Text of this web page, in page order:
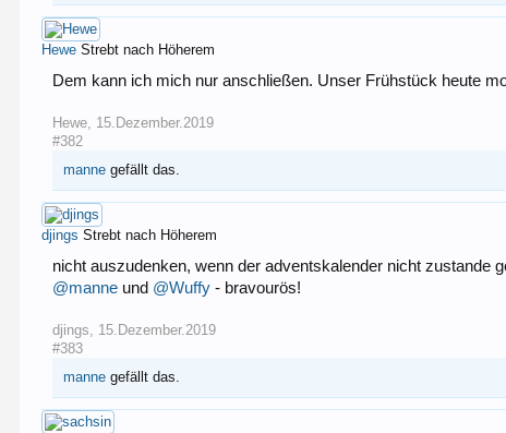
Hewe Strebt nach Höherem
Dem kann ich mich nur anschließen. Unser Frühstück heute
Hewe, 15.Dezember.2019
#382
manne gefällt das.
djings Strebt nach Höherem
nicht auszudenken, wenn der adventskalender nicht zustande
@manne und @Wuffy - bravourös!
djings, 15.Dezember.2019
#383
manne gefällt das.